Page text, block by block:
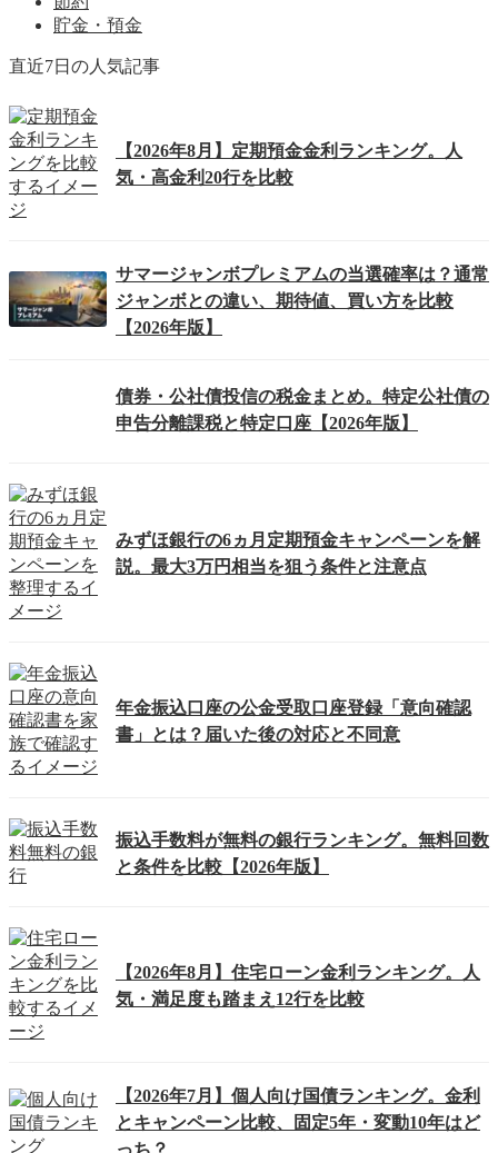
貯金・預金
直近7日の人気記事
【2026年8月】定期預金金利ランキング。人
気・高金利20行を比較
サマージャンボプレミアムの当選確率は？通常
ジャンボとの違い、期待値、買い方を比較
【2026年版】
債券・公社債投信の税金まとめ。特定公社債の
申告分離課税と特定口座【2026年版】
みずほ銀行の6ヵ月定期預金キャンペーンを解
説。最大3万円相当を狙う条件と注意点
年金振込口座の公金受取口座登録「意向確認
書」とは？届いた後の対応と不同意
振込手数料が無料の銀行ランキング。無料回数
と条件を比較【2026年版】
【2026年8月】住宅ローン金利ランキング。人
気・満足度も踏まえ12行を比較
【2026年7月】個人向け国債ランキング。金利
とキャンペーン比較、固定5年・変動10年はど